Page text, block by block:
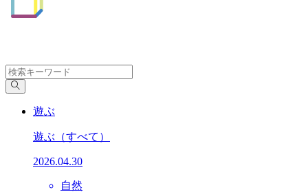
遊ぶ
遊ぶ （すべて）
2026.04.30
自然